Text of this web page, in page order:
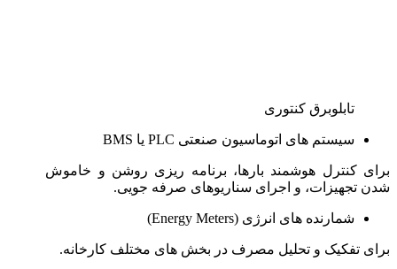
تابلوبرق کنتوری
سیستم های اتوماسیون صنعتی PLC یا BMS
برای کنترل هوشمند بارها، برنامه ریزی روشن و خاموش
شدن تجهیزات، و اجرای سناریوهای صرفه جویی.
شمارنده های انرژی (Energy Meters)
برای تفکیک و تحلیل مصرف در بخش های مختلف کارخانه.